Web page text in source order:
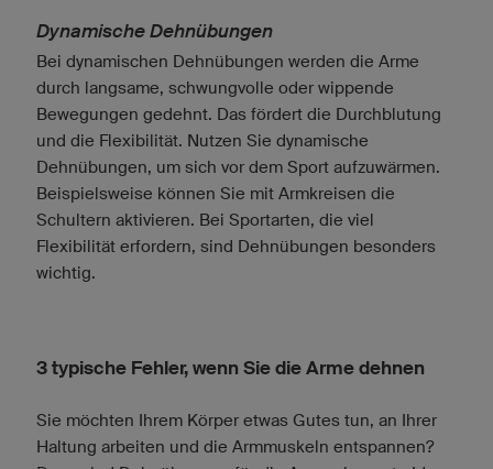
Dynamische Dehnübungen
Bei dynamischen Dehnübungen werden die Arme
durch langsame, schwungvolle oder wippende
Bewegungen gedehnt. Das fördert die Durchblutung
und die Flexibilität. Nutzen Sie dynamische
Dehnübungen, um sich vor dem Sport aufzuwärmen.
Beispielsweise können Sie mit Armkreisen die
Schultern aktivieren. Bei Sportarten, die viel
Flexibilität erfordern, sind Dehnübungen besonders
wichtig.
3 typische Fehler, wenn Sie die Arme dehnen
Sie möchten Ihrem Körper etwas Gutes tun, an Ihrer
Haltung arbeiten und die Armmuskeln entspannen?